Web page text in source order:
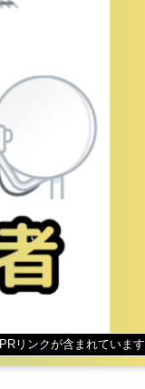
PRリンクが含まれています